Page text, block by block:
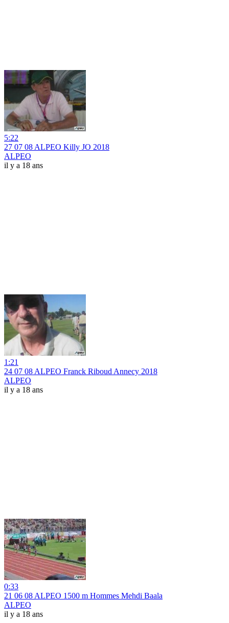
5:22
27 07 08 ALPEO Killy JO 2018
ALPEO
il y a 18 ans
1:21
24 07 08 ALPEO Franck Riboud Annecy 2018
ALPEO
il y a 18 ans
0:33
21 06 08 ALPEO 1500 m Hommes Mehdi Baala
ALPEO
il y a 18 ans